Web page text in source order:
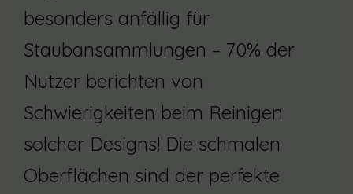
besonders anfällig für
Staubansammlungen – 70% der
Nutzer berichten von
Schwierigkeiten beim Reinigen
solcher Designs! Die schmalen
Oberflächen sind der perfekte